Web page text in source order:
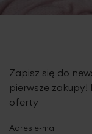
Zapisz się do
pierwsze
oferty
Adres e-mail